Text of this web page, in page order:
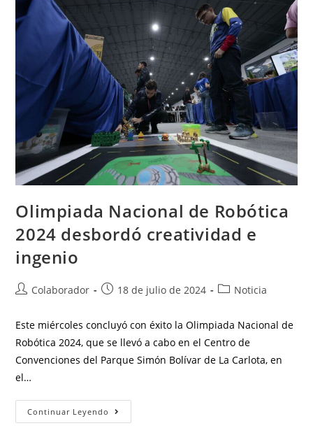
Olimpiada Nacional de Robótica
2024 desbordó creatividad e
ingenio
Colaborador 18 de julio de 2024 Noticia
Este miércoles concluyó con éxito la Olimpiada Nacional de
Robótica 2024, que se llevó a cabo en el Centro de
Convenciones del Parque Simón Bolívar de La Carlota, en
el…
Continuar Leyendo